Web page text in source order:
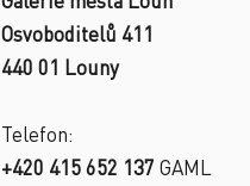
Osvoboditelů 411
440 01 Louny
Telefon:
+420 415 652 137 GAML